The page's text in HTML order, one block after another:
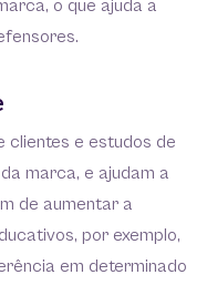
o que ajuda a
clientes e estudos de
marca, e ajudam a
de aumentar a
por exemplo,
em determinado